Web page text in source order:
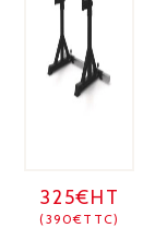
325€HT
(390€TTC)